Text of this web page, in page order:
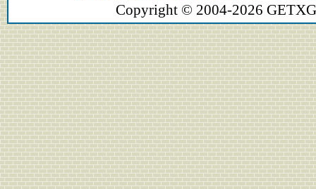
Copyright © 2004-2026